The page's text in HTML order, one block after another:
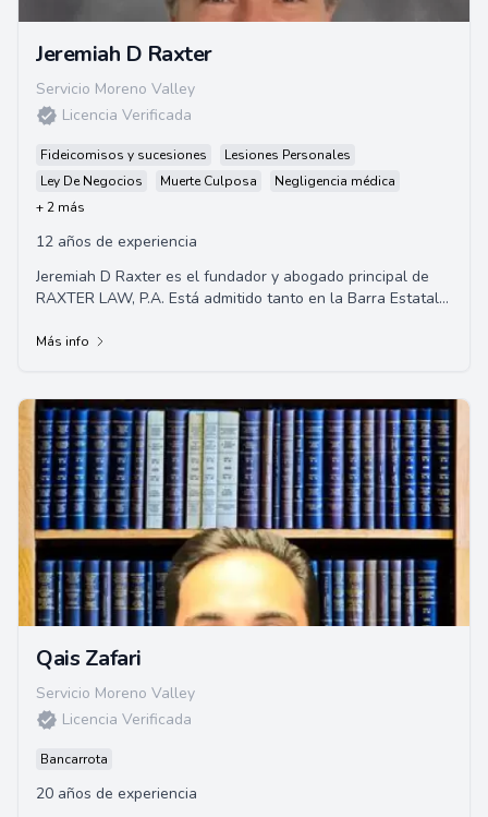
Jeremiah D Raxter
Servicio Moreno Valley
Licencia Verificada
Fideicomisos y sucesiones
Lesiones Personales
Ley De Negocios
Muerte Culposa
Negligencia médica
+ 2 más
12 años de experiencia
Jeremiah D Raxter es el fundador y abogado principal de
RAXTER LAW, P.A. Está admitido tanto en la Barra Estatal
Más info
Qais Zafari
Servicio Moreno Valley
Licencia Verificada
Bancarrota
20 años de experiencia